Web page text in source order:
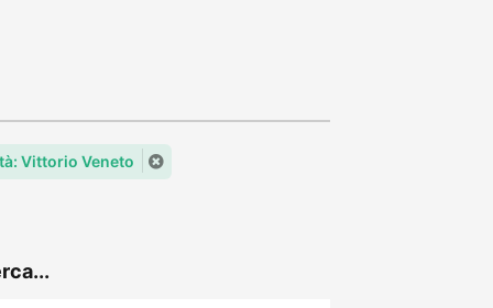
Vittorio Veneto